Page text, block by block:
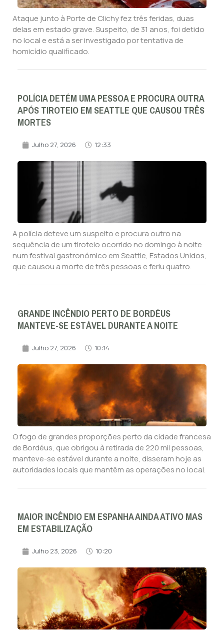
Ataque junto à Porte de Clichy fez três feridas, duas
delas em estado grave. Suspeito, de 31 anos, foi detido
no local e está a ser investigado por tentativa de
homicídio qualificado.
POLÍCIA DETÉM UMA PESSOA E PROCURA OUTRA
APÓS TIROTEIO EM SEATTLE QUE CAUSOU TRÊS
MORTES
Julho 27, 2026 12:33
A polícia deteve um suspeito e procura outro na
sequência de um tiroteio ocorrido no domingo à noite
num festival gastronómico em Seattle, Estados Unidos,
que causou a morte de três pessoas e feriu quatro.
GRANDE INCÊNDIO PERTO DE BORDÉUS
MANTEVE-SE ESTÁVEL DURANTE A NOITE
Julho 27, 2026 10:14
O fogo de grandes proporções perto da cidade francesa
de Bordéus, que obrigou à retirada de 220 mil pessoas,
manteve-se estável durante a noite, disseram hoje as
autoridades locais que mantêm as operações no local.
MAIOR INCÊNDIO EM ESPANHA AINDA ATIVO MAS
EM ESTABILIZAÇÃO
Julho 23, 2026 10:20